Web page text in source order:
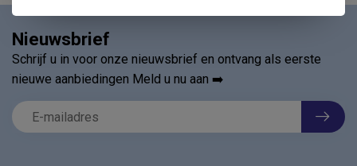
Nieuwsbrief
Schrijf u in voor onze nieuwsbrief en ontvang als eerste
nieuwe aanbiedingen Meld u nu aan ➡️